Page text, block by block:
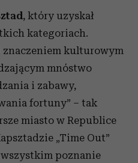
, który uzyskał
kategoriach.
kulturowym
mnóstwo
i zabawy,
fortuny” – tak
miasto w Republice
„Time Out”
poznanie